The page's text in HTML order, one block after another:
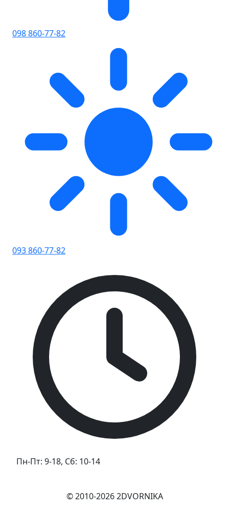
098 860-77-82
093 860-77-82
Пн-Пт: 9-18, Сб: 10-14
© 2010-2026 2DVORNIKA